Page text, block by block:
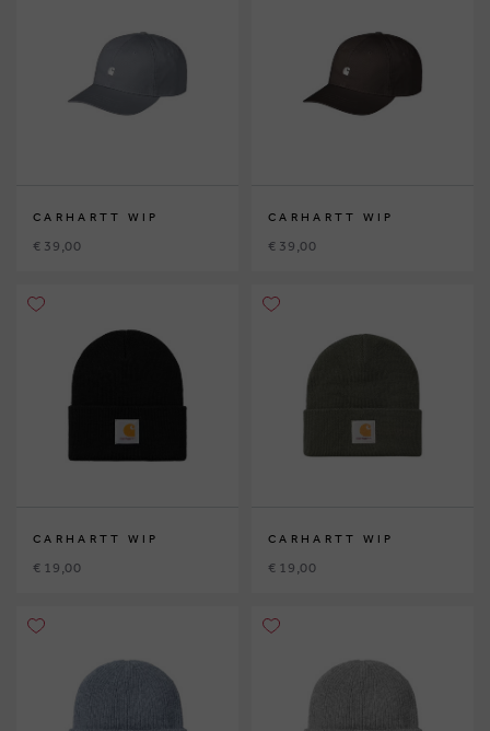
CARHARTT WIP
€ 39,00
CARHARTT WIP
€ 39,00
CARHARTT WIP
€ 19,00
CARHARTT WIP
€ 19,00